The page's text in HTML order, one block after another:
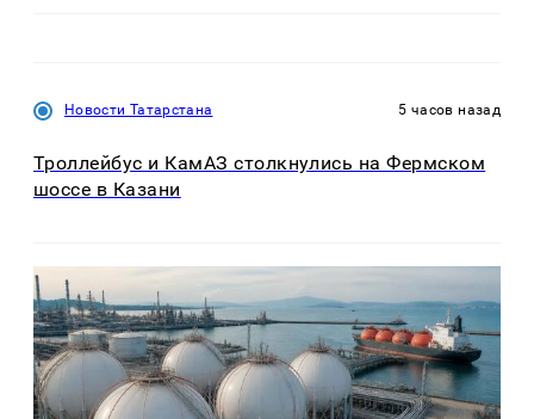
Новости Татарстана 5 часов назад
Троллейбус и КамАЗ столкнулись на Фермском
шоссе в Казани